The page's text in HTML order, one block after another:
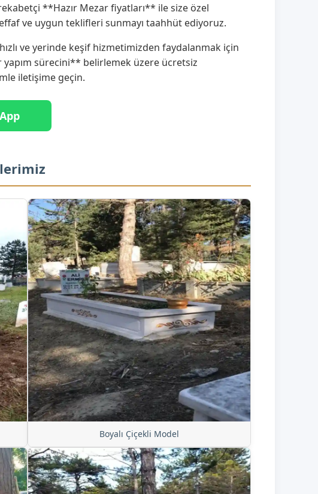
**Hazır Mezar fiyatları** ile size özel
ve uygun teklifleri sunmayı taahhüt ediyoruz.
ve yerinde keşif hizmetimizden faydalanmak için
yapım sürecini** belirlemek üzere ücretsiz
iletişime geçin.
Boyalı Çiçekli Model